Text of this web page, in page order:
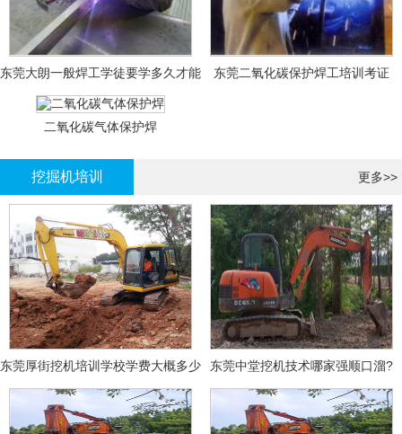
东莞大朗一般焊工学徒要学多久才能
拿证？
东莞二氧化碳保护焊工培训考证
二氧化碳气体保护焊
挖掘机培训 更多>>
东莞厚街挖机培训学校学费大概多少 东莞中堂挖机技术哪家强顺口溜?